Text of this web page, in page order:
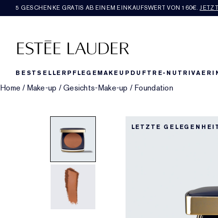
5 GESCHENKE GRATIS AB EINEM EINKAUFSWERT VON 160€​.
BESTSELLER PFLEGEMAKEUP DUFT RE-NUTRIV
Home / Make-up /Gesichts-Make-up / Foundation
LETZTE